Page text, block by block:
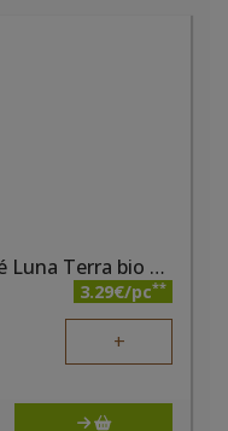
Jus de carotte lactofermenté Luna Terra bio 700ml Demeter
3.29€/pc**
+